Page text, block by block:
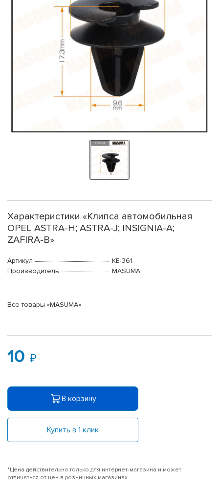
Характеристики «Клипса автомобильная
OPEL ASTRA-H; ASTRA-J; INSIGNIA-A;
ZAFIRA-B»
Артикул
KE-361
Производитель
MASUMA
Все товары «MASUMA»
10
В корзину
Купить в 1 клик
*Цена действительна только для интернет-магазина и может
отличаться от цен в розничных магазинах